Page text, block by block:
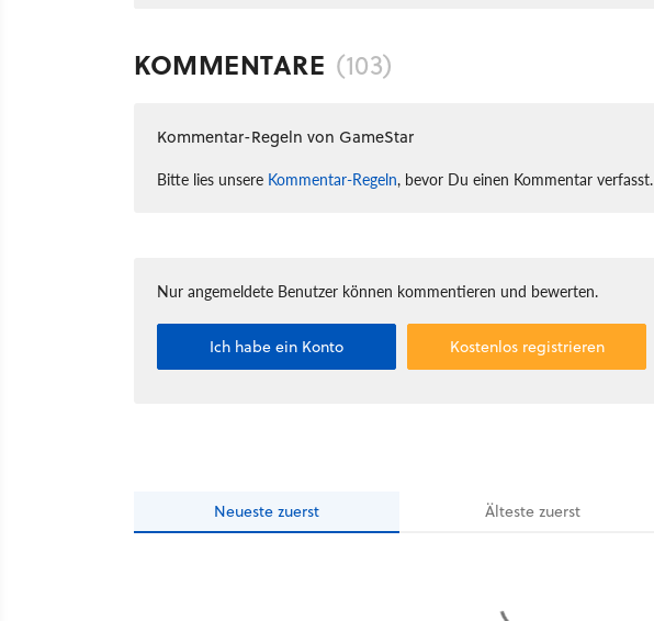
KOMMENTARE (103)
Kommentar-Regeln von GameStar
Bitte lies unsere Kommentar-Regeln, bevor Du einen Kommentar verfasst.
Nur angemeldete Benutzer können kommentieren und bewerten.
Ich habe ein Konto Kostenlos registrieren
Neueste zuerst Ältestezuerst